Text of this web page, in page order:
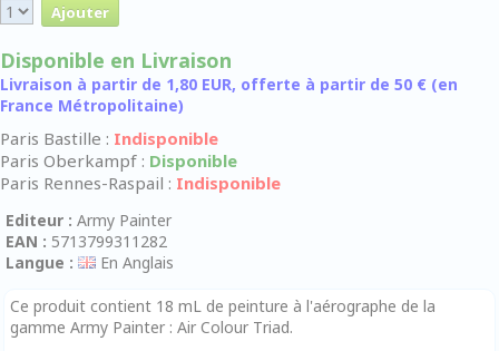
Disponible en Livraison
Livraison à partir de 1,80 EUR, offerte à partir de 50 € (en
France Métropolitaine)
Paris Bastille : Indisponible
Paris Oberkampf : Disponible
Paris Rennes-Raspail : Indisponible
Editeur : Army Painter
EAN : 5713799311282
Langue :
En Anglais
Ce produit contient 18 mL de peinture à l'aérographe de la
gamme Army Painter : Air Colour Triad.